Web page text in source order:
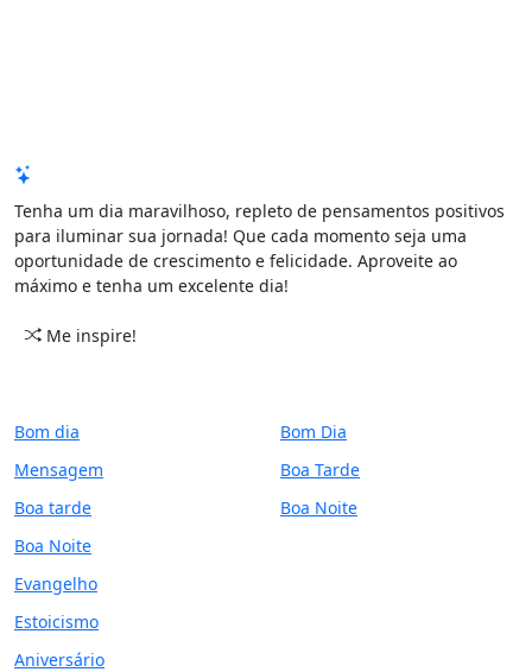
Tenha um dia maravilhoso, repleto de pensamentos positivos
para iluminar sua jornada! Que cada momento seja uma
oportunidade de crescimento e felicidade. Aproveite ao
máximo e tenha um excelente dia!
Me inspire!
Bom dia
Mensagem
Boa tarde
Boa Noite
Evangelho
Estoicismo
Aniversário
Bom Dia
Boa Tarde
Boa Noite